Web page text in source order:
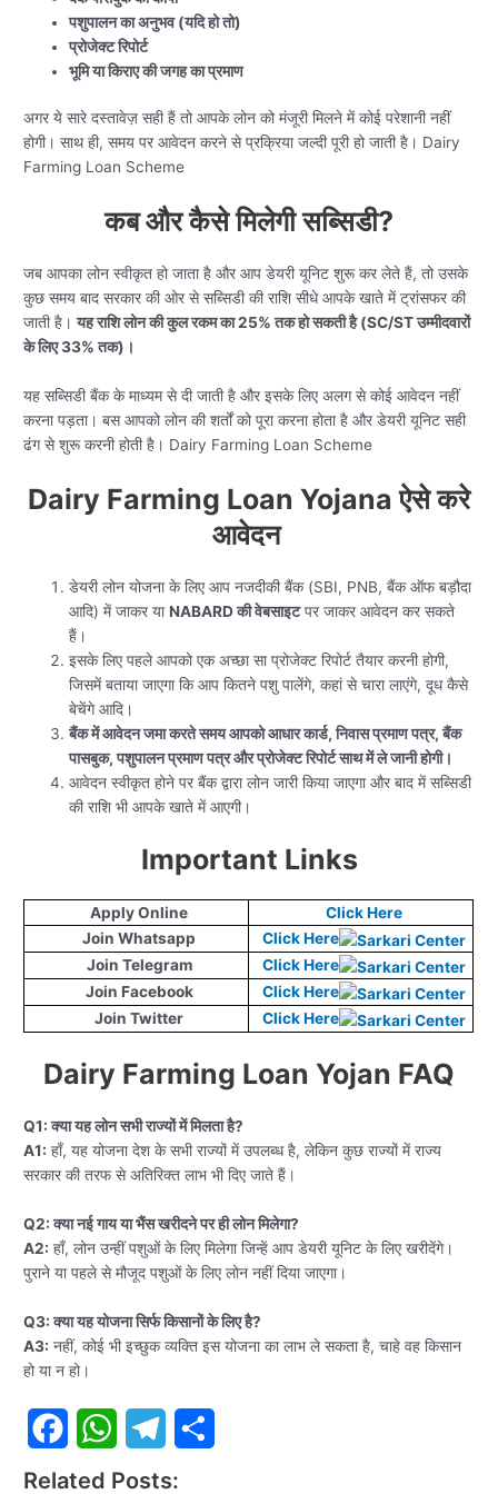
पशुपालन का अनुभव (यदि हो तो)
प्रोजेक्ट रिपोर्ट
भूमि या किराए की जगह का प्रमाण
अगर ये सारे दस्तावेज़ सही हैं तो आपके लोन को मंजूरी मिलने में कोई परेशानी नहीं
होगी। साथ ही, समय पर आवेदन करने से प्रक्रिया जल्दी पूरी हो जाती है। Dairy
Farming Loan Scheme
कब और कैसे मिलेगी सब्सिडी?
जब आपका लोन स्वीकृत हो जाता है और आप डेयरी यूनिट शुरू कर लेते हैं, तो उसके
कुछ समय बाद सरकार की ओर से सब्सिडी की राशि सीधे आपके खाते में ट्रांसफर की
जाती है।यह राशि लोन की कुल रकम का 25% तक हो सकती है (SC/ST उम्मीदवारों
के लिए 33% तक)।
यह सब्सिडी बैंक के माध्यम से दी जाती है और इसके लिए अलग से कोई आवेदन नहीं
करना पड़ता। बस आपको लोन की शर्तों को पूरा करना होता है और डेयरी यूनिट सही
ढंग से शुरू करनी होती है। Dairy Farming Loan Scheme
Dairy Farming Loan Yojana ऐसे करे
आवेदन
डेयरी लोन योजना के लिए आप नजदीकी बैंक (SBI, PNB, बैंक ऑफ बड़ौदा
आदि) में जाकर याNABARD की वेबसाइटपर जाकर आवेदन कर सकते
हैं।
इसके लिए पहले आपको एक अच्छा सा प्रोजेक्ट रिपोर्ट तैयार करनी होगी,
जिसमें बताया जाएगा कि आप कितने पशु पालेंगे, कहां से चारा लाएंगे, दूध कैसे
बेचेंगे आदि।
बैंक में आवेदन जमा करते समय आपको आधार कार्ड, निवास प्रमाण पत्र, बैंक
पासबुक, पशुपालन प्रमाण पत्र और प्रोजेक्ट रिपोर्ट साथ में ले जानी होगी।
आवेदन स्वीकृत होने पर बैंक द्वारा लोन जारी किया जाएगा और बाद में सब्सिडी
की राशि भी आपके खाते में आएगी।
Important Links
Apply Online
Click Here
Join Whatsapp
Click Here
Join Telegram
Click Here
Join Facebook
Click Here
Join Twitter
Click Here
Dairy Farming Loan Yojan FAQ
Q1: क्या यह लोन सभी राज्यों में मिलता है?
A1: हाँ, यह योजना देश के सभी राज्यों में उपलब्ध है, लेकिन कुछ राज्यों में राज्य
सरकार की तरफ से अतिरिक्त लाभ भी दिए जाते हैं।
Q2: क्या नई गाय या भैंस खरीदने पर ही लोन मिलेगा?
A2: हाँ, लोन उन्हीं पशुओं के लिए मिलेगा जिन्हें आप डेयरी यूनिट के लिए खरीदेंगे।
पुराने या पहले से मौजूद पशुओं के लिए लोन नहीं दिया जाएगा।
Q3: क्या यह योजना सिर्फ किसानों के लिए है?
A3: नहीं, कोई भी इच्छुक व्यक्ति इस योजना का लाभ ले सकता है, चाहे वह किसान
हो या न हो।
F
Related Posts: